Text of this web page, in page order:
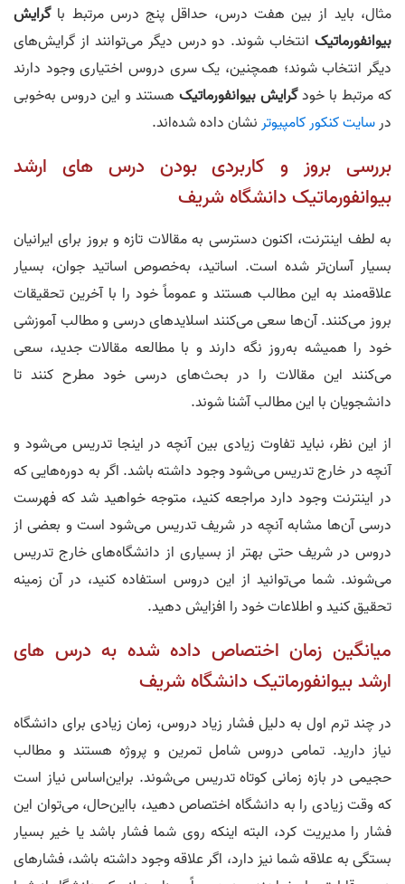
مثال، باید از بین هفت درس، حداقل پنج درس مرتبط باگرایش
بیوانفورماتیک انتخاب شوند. دو درس دیگر می‌توانند از گرایش‌های
دیگر انتخاب شوند؛ همچنین، یک سری دروس اختیاری وجود دارند
که مرتبط با خودگرایشبیوانفورماتیک هستند و این دروس به‌خوبی
درسایت کنکور کامپیوترنشان داده شده‌اند.
بررسی بروز و کاربردی‌ بودن درس‌ های ارشد
بیوانفورماتیک دانشگاه شریف
به لطف اینترنت، اکنون دسترسی به مقالات تازه و بروز برای ایرانیان
بسیار آسان‌تر شده است. اساتید، به‌خصوص اساتید جوان، بسیار
علاقه‌مند به این مطالب هستند و عموماً خود را با آخرین تحقیقات
بروز می‌کنند. آن‌ها سعی می‌کنند اسلایدهای درسی و مطالب آموزشی
خود را همیشه به‌روز نگه دارند و با مطالعه مقالات جدید، سعی
می‌کنند این مقالات را در بحث‌های درسی خود مطرح کنند تا
دانشجویان با این مطالب آشنا شوند.
از این نظر، نباید تفاوت زیادی بین آنچه در اینجا تدریس می‌شود و
آنچه در خارج تدریس می‌شود وجود داشته باشد. اگر به دوره‌هایی که
در اینترنت وجود دارد مراجعه کنید، متوجه خواهید شد که فهرست
درسی آن‌ها مشابه آنچه در شریف تدریس می‌شود است و بعضی از
دروس در شریف حتی بهتر از بسیاری از دانشگاه‌های خارج تدریس
می‌شوند. شما می‌توانید از این دروس استفاده کنید، در آن زمینه
تحقیق کنید و اطلاعات خود را افزایش دهید.
میانگین زمان اختصاص‌ داده‌ شده به درس‌ های
ارشد بیوانفورماتیک دانشگاه شریف
در چند ترم اول به دلیل فشار زیاد دروس، زمان زیادی برای دانشگاه
نیاز دارید. تمامی دروس شامل تمرین و پروژه هستند و مطالب
حجیمی در بازه زمانی کوتاه تدریس می‌شوند. براین‌اساس نیاز است
که وقت زیادی را به دانشگاه اختصاص دهید، بااین‌حال، می‌توان این
فشار را مدیریت کرد، البته اینکه روی شما فشار باشد یا خیر بسیار
بستگی به علاقه شما نیز دارد، اگر علاقه وجود داشته باشد، فشارهای